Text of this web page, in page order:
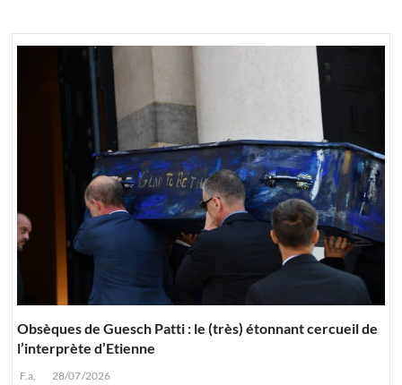
Obsèques de Guesch Patti : le (très) étonnant cercueil de
l’interprète d’Etienne
F.a. 28/07/2026